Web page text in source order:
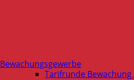
Bewachungsgewerbe
Tarifrunde Bewachung